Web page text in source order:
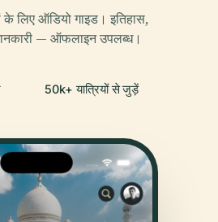
लिए ऑडियो गाइड। इतिहास,
— ऑफलाइन उपलब्ध।
50k+ यात्रियों से जुड़ें